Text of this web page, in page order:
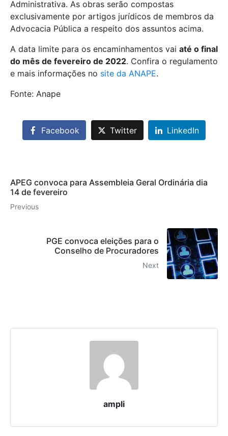
Administrativa. As obras serão compostas
exclusivamente por artigos jurídicos de membros da
Advocacia Pública a respeito dos assuntos acima.
A data limite para os encaminhamentos vai até o final
do mês de fevereiro de 2022. Confira o regulamento
e mais informações no site da ANAPE.
Fonte: Anape
Facebook Twitter LinkedIn
APEG convoca para Assembleia Geral Ordinária dia
14 de fevereiro
Previous
PGE convoca eleições para o
Conselho de Procuradores
Next
ampli